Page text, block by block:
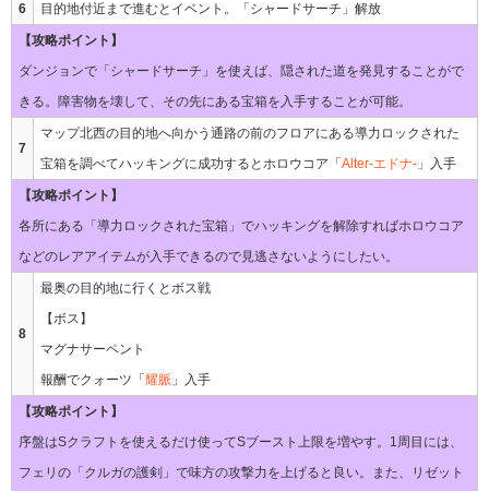
6 目的地付近まで進むとイベント。「シャードサーチ」解放
【攻略ポイント】
ダンジョンで「シャードサーチ」を使えば、隠された道を発見することがで
きる。障害物を壊して、その先にある宝箱を入手することが可能。
7
マップ北西の目的地へ向かう通路の前のフロアにある導力ロックされた
宝箱を調べてハッキングに成功するとホロウコア「 Alter-エドナ- 」入手
【攻略ポイント】
各所にある「導力ロックされた宝箱」でハッキングを解除すればホロウコア
などのレアアイテムが入手できるので見逃さないようにしたい。
8
最奥の目的地に行くとボス戦
【ボス】
マグナサーペント
報酬でクォーツ「 耀脈 」入手
【攻略ポイント】
序盤はSクラフトを使えるだけ使ってSブースト上限を増やす。1周目には、
フェリの「クルガの護剣」で味方の攻撃力を上げると良い。また、リゼット